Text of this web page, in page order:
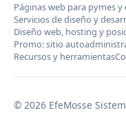
Páginas web para pymes y
Servicios de diseño y
Diseño web, hosting y
Promo: sitio
Recursos y herramientas
© 2026 EfeMosse